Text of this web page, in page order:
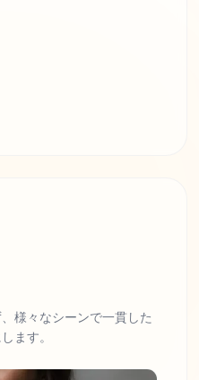
様々なシーンで一貫した
ます。